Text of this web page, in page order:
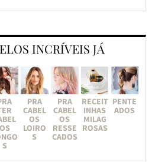
INCRÍVEIS JÁ
OS
S
PRA
CABEL
OS
LOIRO
S
PRA
CABEL
OS
RESSE
CADOS
RECEIT
INHAS
MILAG
ROSAS
PENTE
ADOS